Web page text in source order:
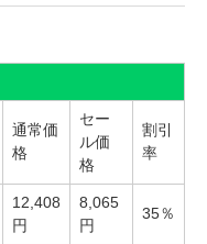
通常価
格
セー
ル価
格
割引
率
12,408
円
8,065
円
35％